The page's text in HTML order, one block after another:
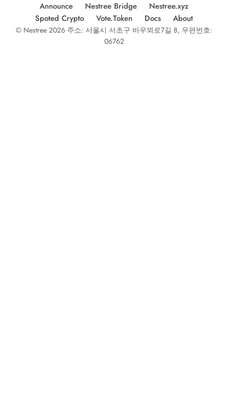
Announce Nestree Bridge
Nestree.xyz
Spoted Crypto
Vote.Token Docs About
© Nestree 2026 주소: 서울시 서초구 바우뫼로7길 8, 우편번호:
06762